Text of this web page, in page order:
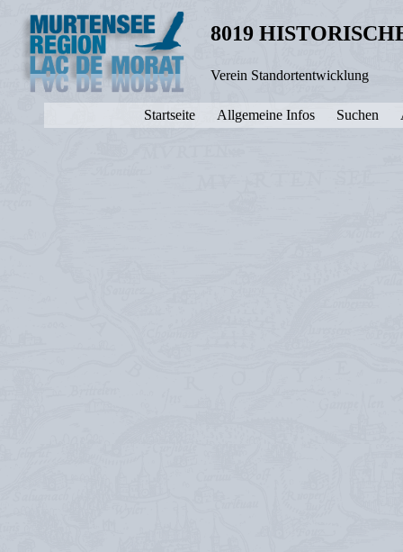
8019
Verein Standortentwicklung
Startseite Allgemeine Infos Suchen